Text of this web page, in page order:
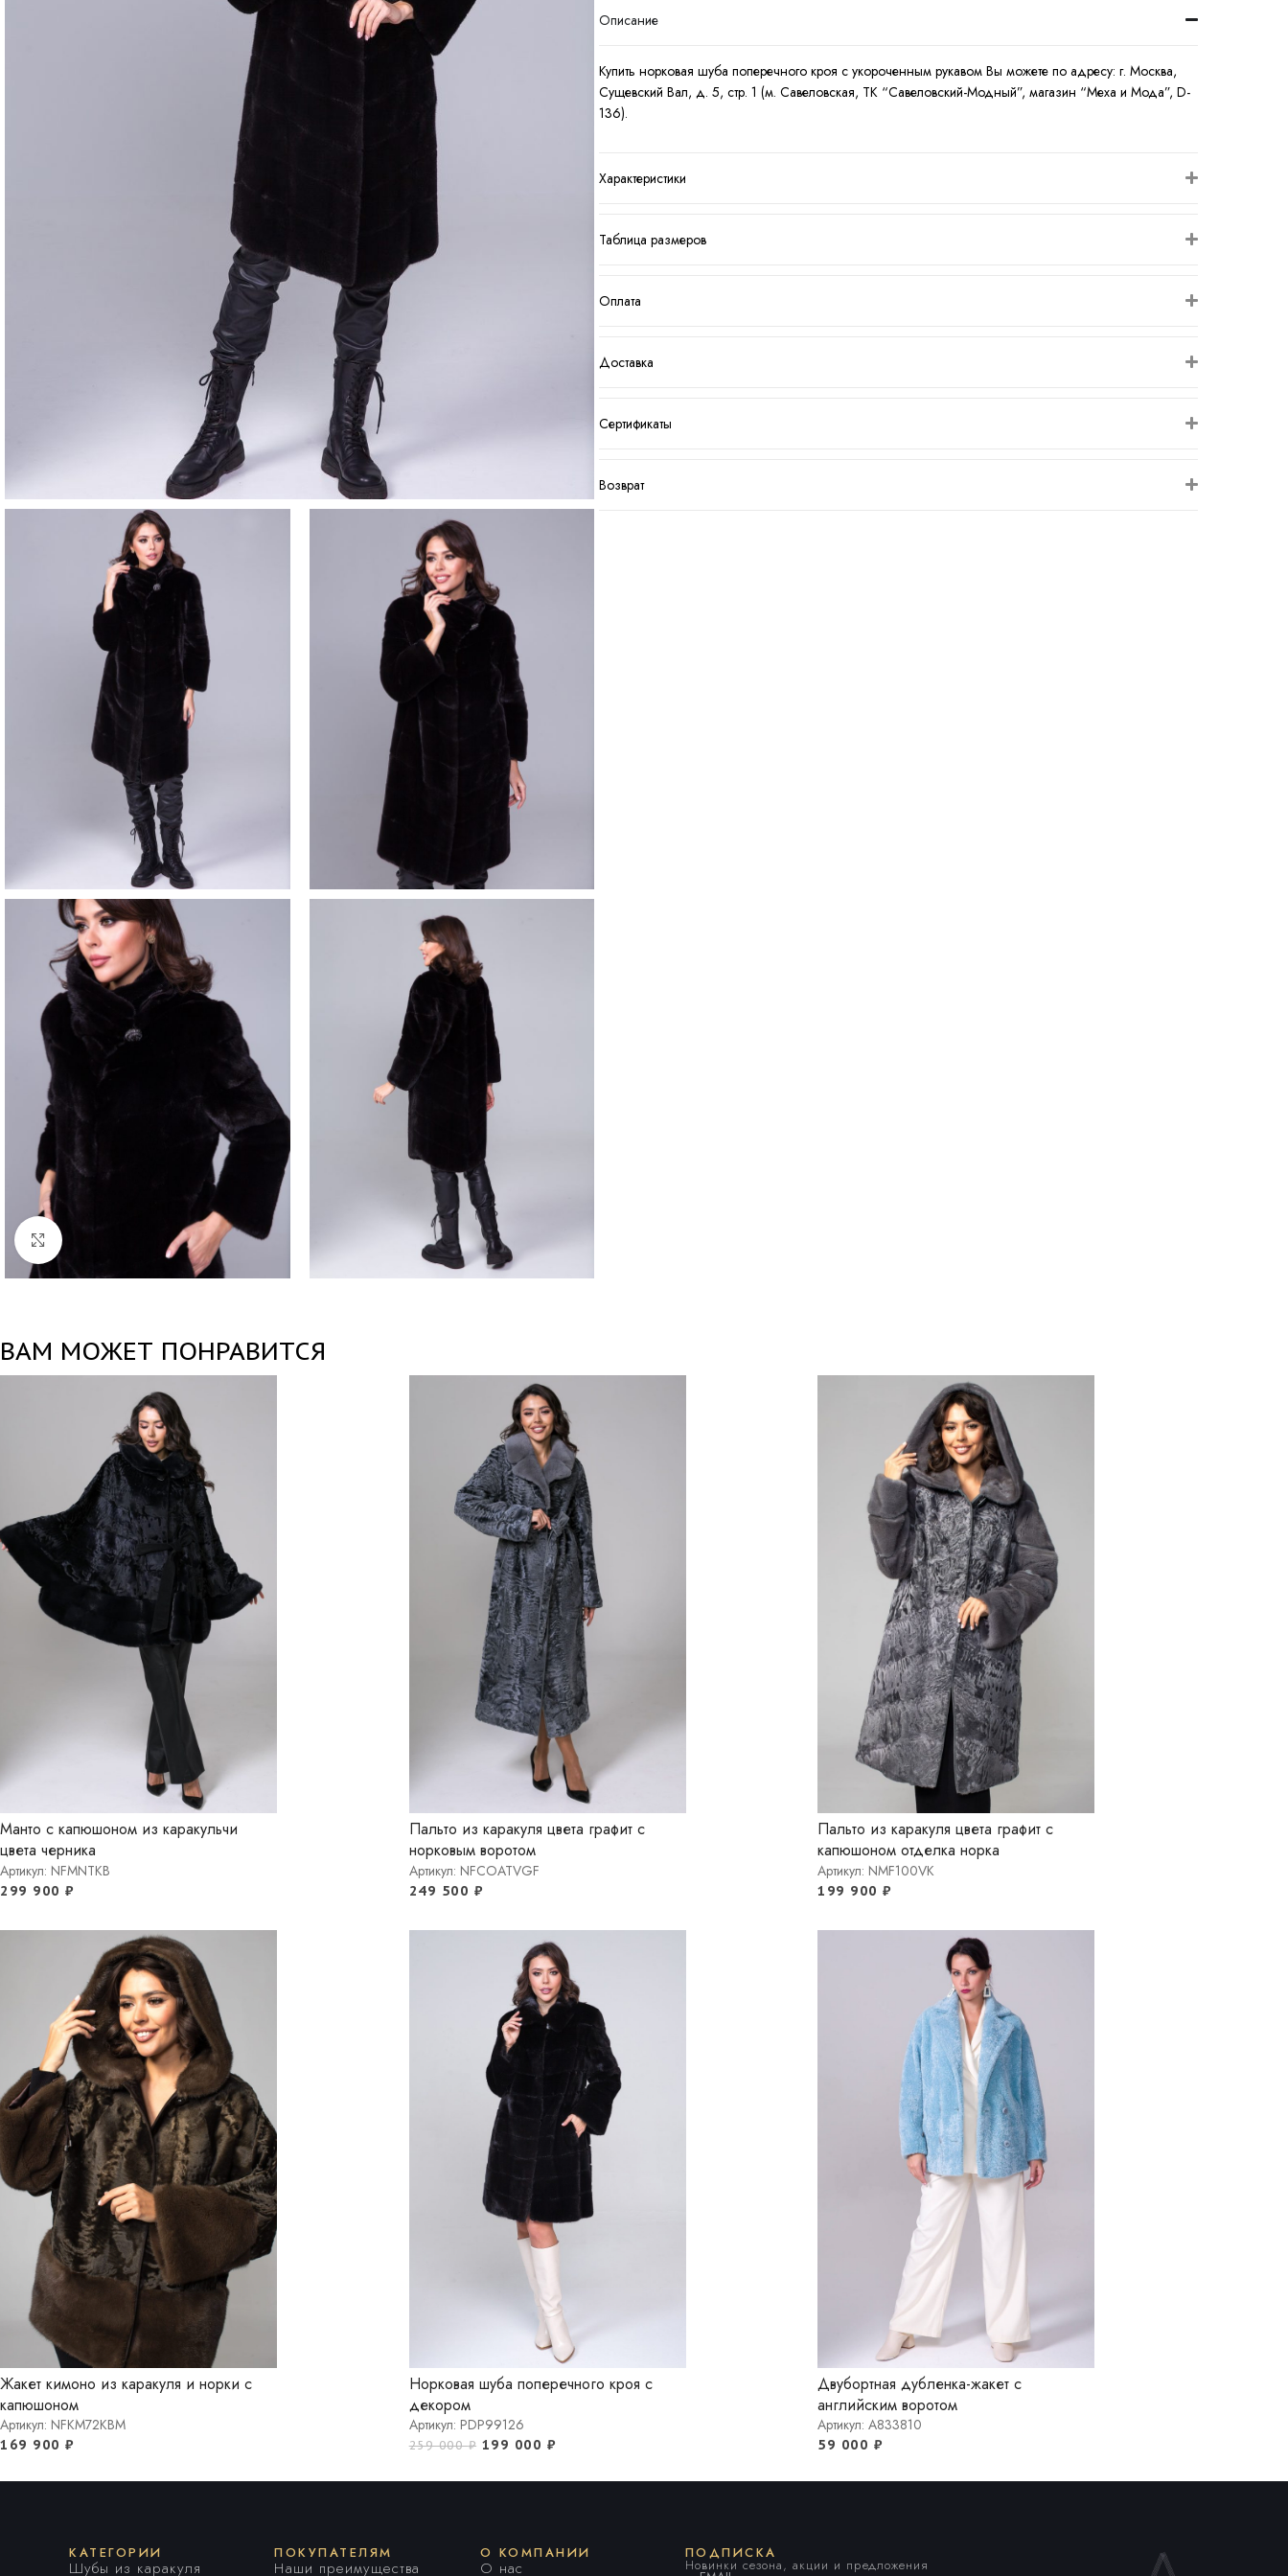
Нажмите, чтобы увеличить
Описание
Купить норковая шуба поперечного кроя с укороченным рукавом Вы можете по адресу: г. Москва,
Сущевский Вал, д. 5, стр. 1 (м. Савеловская, ТК “Савеловский-Модный”, магазин “Меха и Мода”, D-
136).
Характеристики
Таблица размеров
Оплата
Доставка
Сертификаты
Возврат
ВАМ МОЖЕТ ПОНРАВИТСЯ
Манто с капюшоном из каракульчи
цвета черника
Артикул: NFMNTKB
299 900 ₽
Пальто из каракуля цвета графит с
норковым воротом
Артикул: NFCOATVGF
249 500 ₽
Пальто из каракуля цвета графит с
капюшоном отделка норка
Артикул: NMF100VK
199 900₽
Жакет кимоно из каракуля и норки с
капюшоном
Артикул: NFKM72KBM
169 900 ₽
Норковая шуба поперечного кроя с
декором
Артикул: PDP99126
259 000₽ 199 000 ₽
Двубортная дубленка-жакет с
английским воротом
Артикул: A833810
59 000 ₽
КАТЕГОРИИ
Шубы из каракуля
ПОКУПАТЕЛЯМ
Наши преимущества
О КОМПАНИИ
О нас
ПОДПИСКА
Новинки сезона, акции и предложения